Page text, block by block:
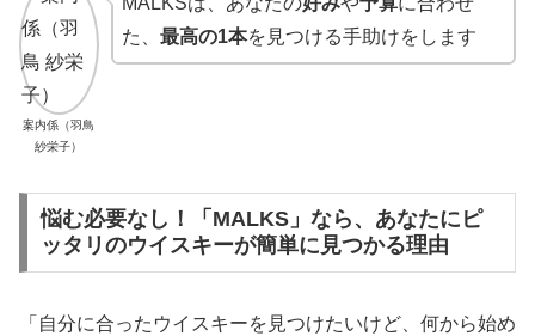
案内係（羽鳥
紗栄子）
た、 最高の1本を見つける手助けをします
悩む必要なし！「MALKS」なら、あなたにピ
ッタリのウイスキーが簡単に見つかる理由
「自分に合ったウイスキーを見つけたいけど、何から始め